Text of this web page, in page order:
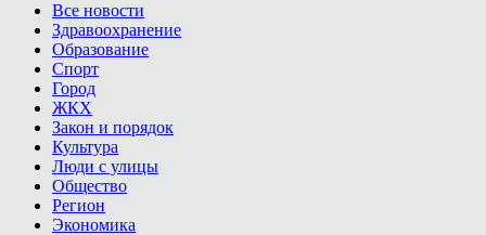
Все новости
Здравоохранение
Образование
Спорт
Город
ЖКХ
Закон и порядок
Культура
Люди с улицы
Общество
Регион
Экономика